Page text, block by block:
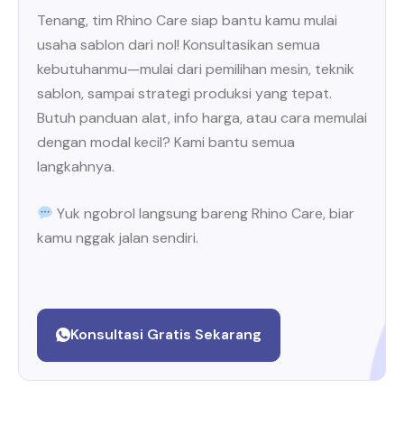
Tenang, tim Rhino Care siap bantu kamu mulai
usaha sablon dari nol! Konsultasikan semua
kebutuhanmu—mulai dari pemilihan mesin, teknik
sablon, sampai strategi produksi yang tepat.
Butuh panduan alat, info harga, atau cara memulai
dengan modal kecil? Kami bantu semua
langkahnya.
Yuk ngobrol langsung bareng Rhino Care, biar
kamu nggak jalan sendiri.
Konsultasi Gratis Sekarang